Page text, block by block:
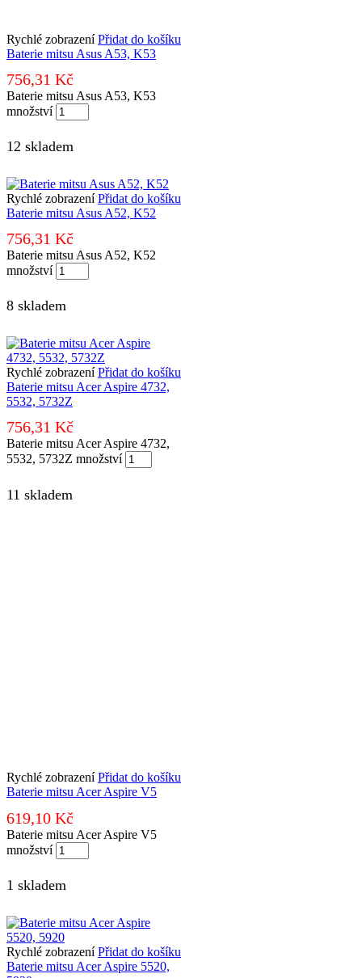
Rychlé zobrazení Přidat do košíku
Baterie mitsu Asus A53, K53
756,31 Kč
Baterie mitsu Asus A53, K53
množství
12 skladem
Rychlé zobrazení Přidat do košíku
Baterie mitsu Asus A52, K52
756,31 Kč
Baterie mitsu Asus A52, K52
množství
8 skladem
Rychlé zobrazení Přidat do košíku
Baterie mitsu Acer Aspire 4732,
5532, 5732Z
756,31 Kč
Baterie mitsu Acer Aspire 4732,
5532, 5732Z množství
11 skladem
Rychlé zobrazení Přidat do košíku
Baterie mitsu Acer Aspire V5
619,10 Kč
Baterie mitsu Acer Aspire V5
množství
1 skladem
Rychlé zobrazení Přidat do košíku
Baterie mitsu Acer Aspire 5520,